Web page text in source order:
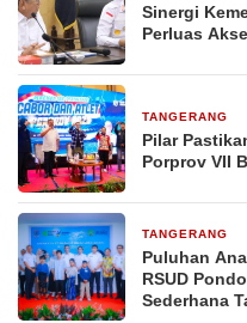
Sinergi
Perluas
TANGERANG
Pilar
Porprov VII
TANGERANG
Puluhan
RSUD
Sederhana